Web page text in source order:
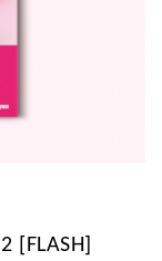
[FLASH]